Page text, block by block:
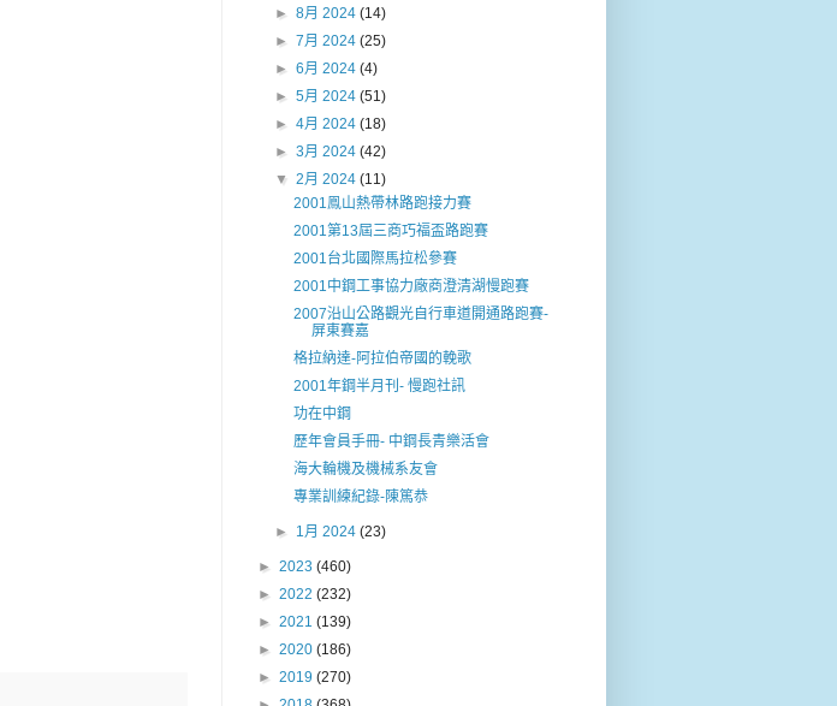
►8月 2024(14)
►7月 2024(25)
►6月 2024(4)
►5月 2024(51)
►4月 2024(18)
►3月 2024(42)
▼2月 2024(11)
2001鳯山熱帶林路跑接力賽
2001第13屆三商巧福盃路跑賽
2001台北國際馬拉松參賽
2001中鋼工事協力廠商澄清湖慢跑賽
2007沿山公路觀光自行車道開通路跑賽-
屏東賽嘉
格拉納達-阿拉伯帝國的輓歌
2001年鋼半月刊- 慢跑社訊
功在中鋼
歷年會員手冊- 中鋼長青樂活會
海大輪機及機械系友會
專業訓練紀錄-陳篤恭
► 1月 2024(23)
► 2023 (460)
► 2022 (232)
► 2021 (139)
► 2020 (186)
► 2019 (270)